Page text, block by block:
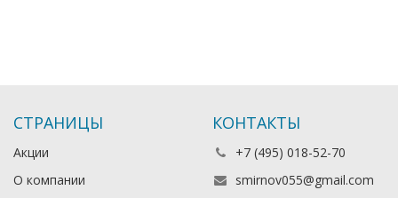
СТРАНИЦЫ
Акции
О компании
КОНТАКТЫ
+7 (495) 018-52-70
smirnov055@gmail.com